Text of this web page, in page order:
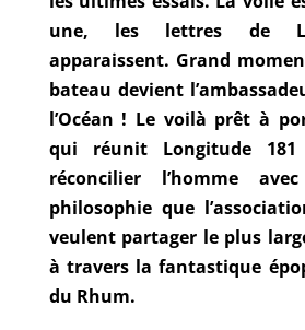
une, les lettres de
apparaissent. Grand
bateau devient
l’Océan ! Le voilà prêt à
qui réunit Longitude
réconcilier l’homme
philosophie que
veulent partager le plus
à travers la fantastique
du Rhum.